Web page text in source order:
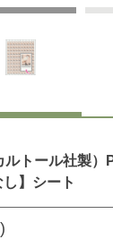
ルトール社製
】シート